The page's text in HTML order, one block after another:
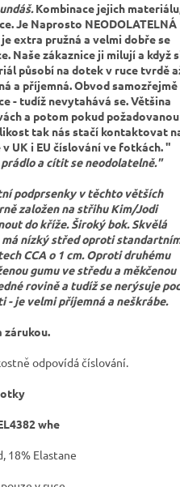
Kombinace jejich
Je Naprosto NEODOLATELNÁ
extra pružná a velmi dobře se
Naše zákaznice ji milují a když
působí na dotek v ruce tvrdě
a příjemná. Obvod samozřejmě
- tudíž nevytahává se. Většina
a potom pokud požadovanou
tak nás stačí kontaktovat
UK i EU číslování ve fotkách. "
a cítit se neodolatelně."
podprsenky v těchto větších
založen na střihu Kim/Jodi
do kříže. Široký bok. Skvělá
nízký střed oproti
CCA o 1 cm. Oproti druhému
gumu ve středu a měkčenou
rovině a tudíž se nerýsuje
- je velmi příjemná a neškrábe.
zárukou.
odpovídá číslování.
whe
18% Elastane